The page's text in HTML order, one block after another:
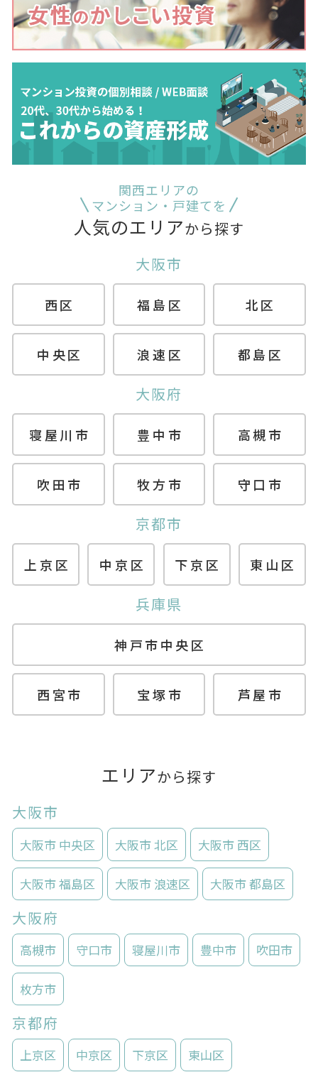
関西エリアの
マンション・戸建てを
人気のエリアから探す
大阪市
西区 福島区 北区
中央区 浪速区 都島区
大阪府
寝屋川市 豊中市 高槻市
吹田市 牧方市 守口市
京都市
上京区 中京区 下京区 東山区
兵庫県
神戸市中央区
西宮市 宝塚市 芦屋市
エリアから探す
大阪市
大阪市 中央区 大阪市 北区 大阪市 西区
大阪市 福島区 大阪市 浪速区 大阪市 都島区
大阪府
高槻市 守口市 寝屋川市 豊中市 吹田市
枚方市
京都府
上京区 中京区 下京区 東山区